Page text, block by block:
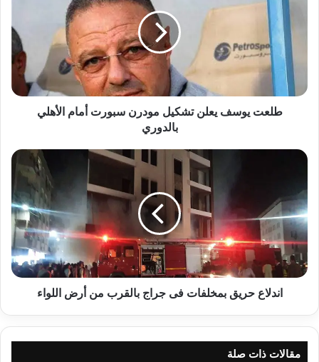
تشكيل
مودرن
سبورت
أمام
الأهلي
بالدوري
طلعت يوسف يعلن تشكيل مودرن سبورت أمام الأهلي
بالدوري
اندلاع
فى
جراج
بالقرب
من
أرض
اللواء
اندلاع حريق بمخلفات فى جراج بالقرب من أرض اللواء
مقالات ذات صلة